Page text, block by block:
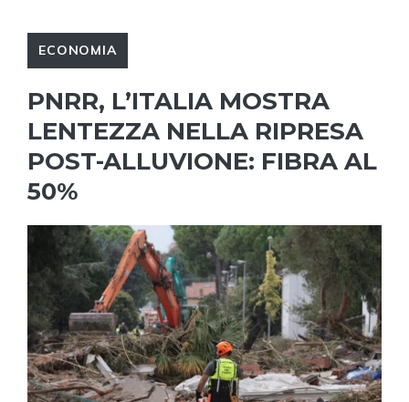
ECONOMIA
PNRR, L’ITALIA MOSTRA
LENTEZZA NELLA RIPRESA
POST-ALLUVIONE: FIBRA AL
50%